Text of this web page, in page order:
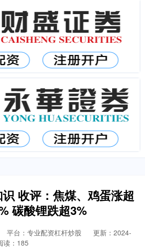
收评：焦煤、鸡蛋涨超
碳酸锂跌超3%
平台：专业配资杠杆炒股
更新：2024-
读：185